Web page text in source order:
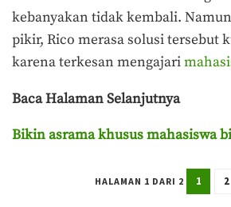
kebanyakan tidak kembali.
pikir, Rico merasa solusi tersebut
karena terkesan mengajari
Baca Halaman Selanjutnya
Bikin asrama khusus mahasiswa
HALAMAN 1 DARI 2 1 2